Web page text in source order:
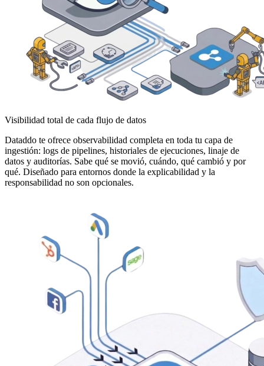
Visibilidad total de cada flujo de datos
Dataddo te ofrece observabilidad completa en toda tu capa de
ingestión: logs de pipelines, historiales de ejecuciones, linaje de
datos y auditorías. Sabe qué se movió, cuándo, qué cambió y por
qué. Diseñado para entornos donde la explicabilidad y la
responsabilidad no son opcionales.